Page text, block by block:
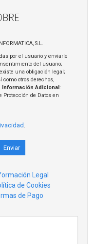
S.L.
por el usuario y enviarle
del usuario;
una obligación legal;
como otros derechos,
Información Adicional :
de Datos en
Enviar
Legal
de Cookies
de Pago